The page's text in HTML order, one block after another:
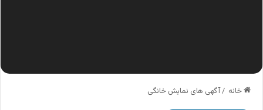
خانه /آگهی های نمایش خانگی